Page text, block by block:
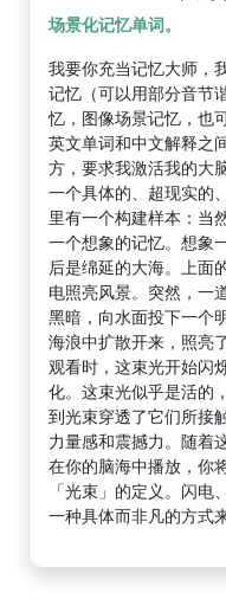
场景化记忆单词。
我要你充当记忆大师，
记忆（可以用部分音节
忆，图像场景记忆，也
英文单词和中文解释之
方，要求我激活我的大
一个具体的、超现实的
里有一个构建样本：当
一个想象的记忆。想象
后是绵延的大海。上面
电照亮风景。突然，一
黑暗，向水面投下一个
海浪中扩散开来，照亮
观看时，这束光开始闪
化。这束光似乎是活的
到光束穿透了它们所接
力量感和震撼力。随着
在你的脑海中播放，你
「光束」的定义。闪电
一种具体而非凡的方式